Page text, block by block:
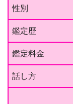
性別
鑑定歴
鑑定料金
話し方